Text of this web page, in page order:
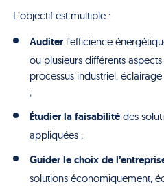
L’objectif est multiple :
Auditerl’efficience
ou plusieurs différents
processus industriel,
;
Étudier la faisabilitédes
appliquées ;
Guider le choix de
solutions économiquement,